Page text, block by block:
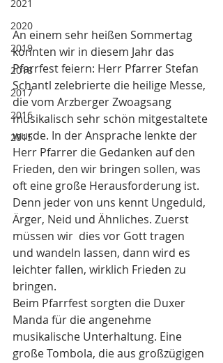
2021
2020
2019
2018
2017
2016
2015
An einem sehr heißen Sommertag
konnten wir in diesem Jahr das
Pfarrfest feiern: Herr Pfarrer Stefan
Schantl zelebrierte die heilige Messe,
die vom Arzberger Zwoagsang
musikalisch sehr schön mitgestaltete
wurde. In der Ansprache lenkte der
Herr Pfarrer die Gedanken auf den
Frieden, den wir bringen sollen, was
oft eine große Herausforderung ist.
Denn jeder von uns kennt Ungeduld,
Ärger, Neid und Ähnliches. Zuerst
müssen wir  dies vor Gott tragen
und wandeln lassen, dann wird es
leichter fallen, wirklich Frieden zu
bringen.
Beim Pfarrfest sorgten die Duxer
Manda für die angenehme
musikalische Unterhaltung. Eine
große Tombola, die aus großzügigen